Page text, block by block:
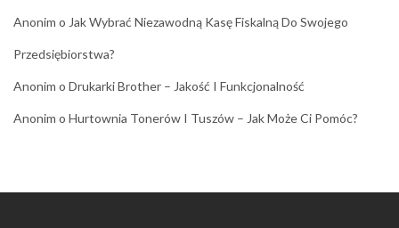
Anonim o Jak Wybrać Niezawodną Kasę Fiskalną Do Swojego
Przedsiębiorstwa?
Anonim o Drukarki Brother – Jakość I Funkcjonalność
Anonim o Hurtownia Tonerów I Tuszów – Jak Może Ci Pomóc?